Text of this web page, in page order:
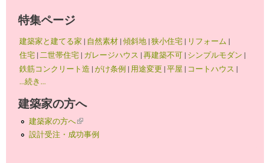
特集ページ
建築家と建てる家 | 自然素材|傾斜地|狭小住宅| リフォーム |
住宅| 二世帯住宅| ガレージハウス |再建築不可| シンプルモダン |
鉄筋コンクリート造 |がけ条例 | 用途変更 |平屋 | コートハウス |
...続き...
建築家の方へ
建築家の方へ(link is external)
設計受注・成功事例